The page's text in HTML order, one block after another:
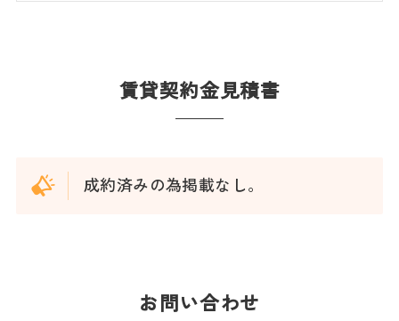
賃貸契約金見積書
成約済みの為掲載なし。
お問い合わせ